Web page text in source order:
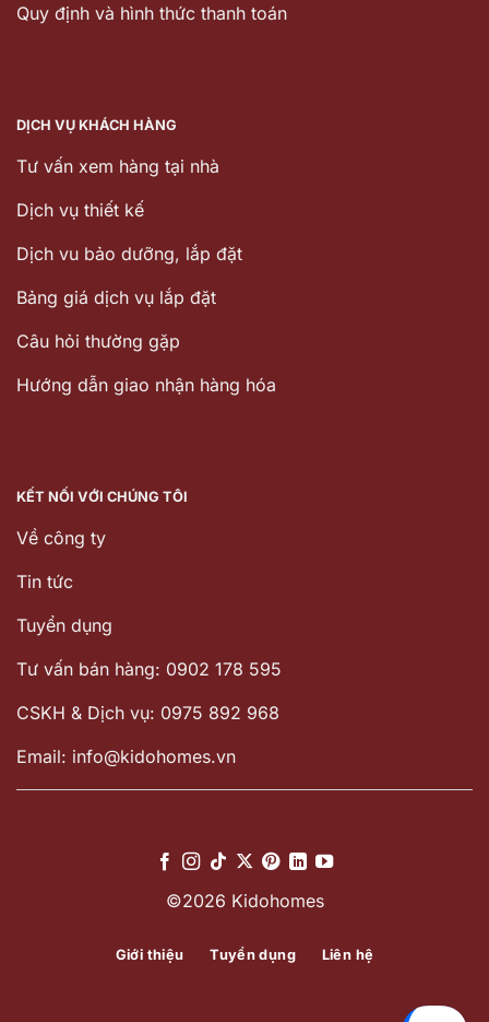
Quy định và hình thức thanh toán
DỊCH VỤ KHÁCH HÀNG
Tư vấn xem hàng tại nhà
Dịch vụ thiết kế
Dịch vu bảo dưỡng, lắp đặt
Bảng giá dịch vụ lắp đặt
Câu hỏi thường gặp
Hướng dẫn giao nhận hàng hóa
KẾT NỐI VỚI CHÚNG TÔI
Về công ty
Tin tức
Tuyển dụng
Tư vấn bán hàng: 0902 178 595
CSKH & Dịch vụ: 0975 892 968
Email: info@kidohomes.vn
©2026 Kidohomes
Giới thiệu Tuyển dụng Liên hệ